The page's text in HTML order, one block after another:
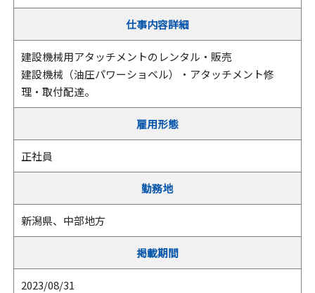
仕事内容詳細
建設機械用アタッチメントのレンタル・販売
建設機械（油圧パワーショベル）・アタッチメント修
理・取付配達。
雇用形態
正社員
勤務地
新潟県、中部地方
掲載期間
2023/08/31